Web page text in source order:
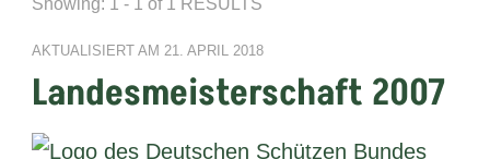
Showing: 1 - 1 of 1 RESULTS
AKTUALISIERT AM 21. APRIL 2018
Landesmeisterschaft 2007